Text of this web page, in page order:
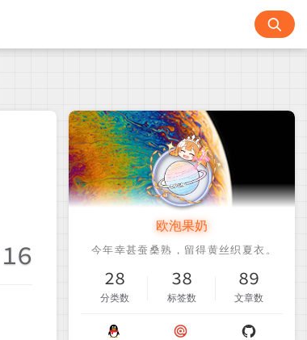
欧泡果奶
28
分类数
38
标签数
89
文章数